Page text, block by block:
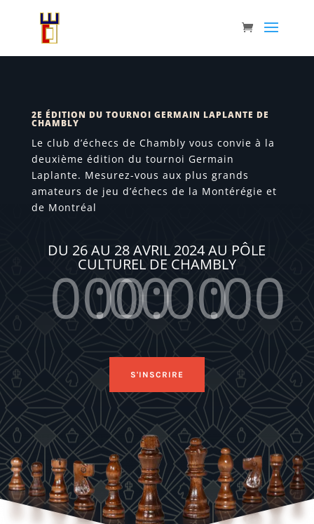
2E ÉDITION DU TOURNOI GERMAIN LAPLANTE DE
CHAMBLY
Le club d’échecs de Chambly vous convie à la
deuxième édition du tournoi Germain
Laplante. Mesurez-vous aux plus grands
amateurs de jeu d’échecs de la Montérégie et
de Montréal
DU 26 AU 28 AVRIL 2024 AU PÔLE
CULTUREL DE CHAMBLY
000
:00
:00
:00
S'INSCRIRE